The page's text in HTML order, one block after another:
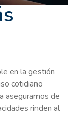
en la gestión
cotidiano
asegurarnos de
rinden al